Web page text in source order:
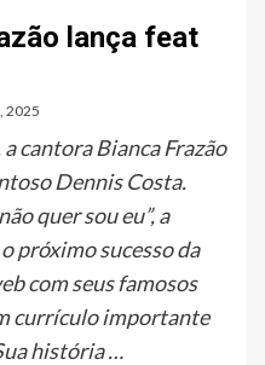
lança feat
2025
cantora Bianca Frazão
Dennis Costa.
quer sou eu”, a
próximo sucesso da
com seus famosos
currículo importante
história …